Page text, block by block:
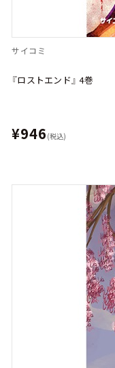
サイコミ
『ロストエンド』 4巻
¥946 (税込)